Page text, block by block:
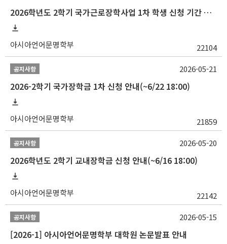
2026학년도 2학기 국가근로장학사업 1차 학생 신청 기간 안내
아시아언어문명학부 22104
공지사항
2026-2학기 국가장학금 1차 신청 안내(~6/22 18:00)
아시아언어문명학부 21859
2026-05-21
공지사항
2026학년도 2학기 교내장학금 신청 안내(~6/16 18:00)
아시아언어문명학부 22142
2026-05-20
공지사항
[2026-1] 아시아언어문명학부 대학원 논문발표 안내
2026-05-15